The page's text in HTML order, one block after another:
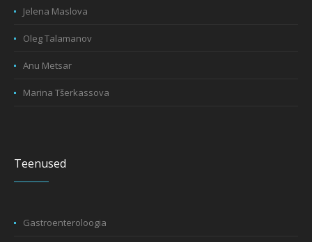
Jelena Maslova
Oleg Talamanov
Anu Metsar
Marina Tšerkassova
Teenused
Gastroenteroloogia